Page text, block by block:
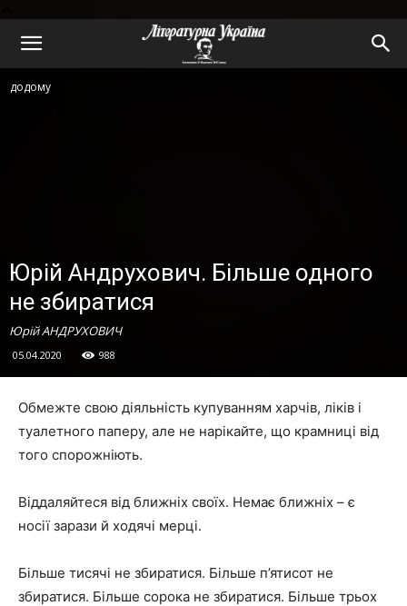
додому
Юрій Андрухович. Більше одного
не збиратися
Юрій АНДРУХОВИЧ
05.04.2020 988
Обмежте свою діяльність купуванням харчів, ліків і
туалетного паперу, але не нарікайте, що крамниці від
того спорожніють.
Віддаляйтеся від ближніх своїх. Немає ближніх – є
носії зарази й ходячі мерці.
Більше тисячі не збиратися. Більше п’ятисот не
збиратися. Більше сорока не збиратися. Більше трьох